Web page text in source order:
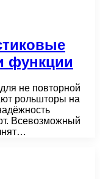
функции
не повторной
рольшторы на
Всевозможный